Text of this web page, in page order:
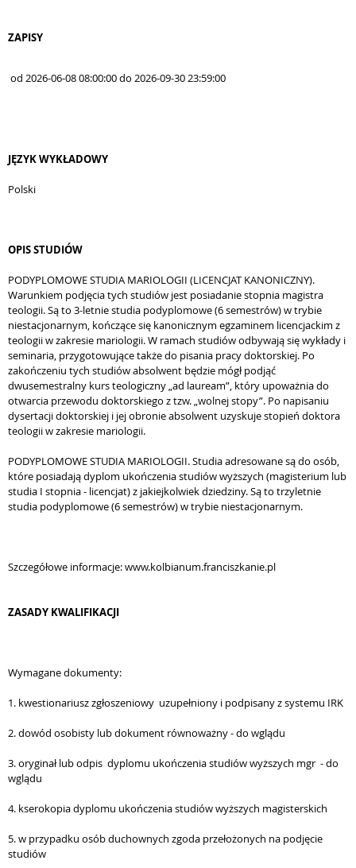
ZAPISY
od 2026-06-08 08:00:00 do 2026-09-30 23:59:00
JĘZYK WYKŁADOWY
Polski
OPIS STUDIÓW
PODYPLOMOWE STUDIA MARIOLOGII (LICENCJAT KANONICZNY).
Warunkiem podjęcia tych studiów jest posiadanie stopnia magistra
teologii. Są to 3-letnie studia podyplomowe (6 semestrów) w trybie
niestacjonarnym, kończące się kanonicznym egzaminem licencjackim z
teologii w zakresie mariologii. W ramach studiów odbywają się wykłady i
seminaria, przygotowujące także do pisania pracy doktorskiej. Po
zakończeniu tych studiów absolwent będzie mógł podjąć
dwusemestralny kurs teologiczny „ad lauream”, który upoważnia do
otwarcia przewodu doktorskiego z tzw. „wolnej stopy”. Po napisaniu
dysertacji doktorskiej i jej obronie absolwent uzyskuje stopień doktora
teologii w zakresie mariologii.
PODYPLOMOWE STUDIA MARIOLOGII. Studia adresowane są do osób,
które posiadają dyplom ukończenia studiów wyższych (magisterium lub
studia I stopnia - licencjat) z jakiejkolwiek dziedziny. Są to trzyletnie
studia podyplomowe (6 semestrów) w trybie niestacjonarnym.
Szczegółowe informacje: www.kolbianum.franciszkanie.pl
ZASADY KWALIFIKACJI
Wymagane dokumenty:
1. kwestionariusz zgłoszeniowy uzupełniony i podpisany z systemu IRK
2. dowód osobisty lub dokument równoważny - do wglądu
3. oryginał lub odpis dyplomu ukończenia studiów wyższych mgr - do
wglądu
4. kserokopia dyplomu ukończenia studiów wyższych magisterskich
5. w przypadku osób duchownych zgoda przełożonych na podjęcie
studiów